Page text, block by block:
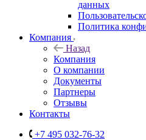
данных
Политика
Компания
Назад
Компания
О компании
Документы
Партнеры
Отзывы
Контакты
+7 495 032-76-32